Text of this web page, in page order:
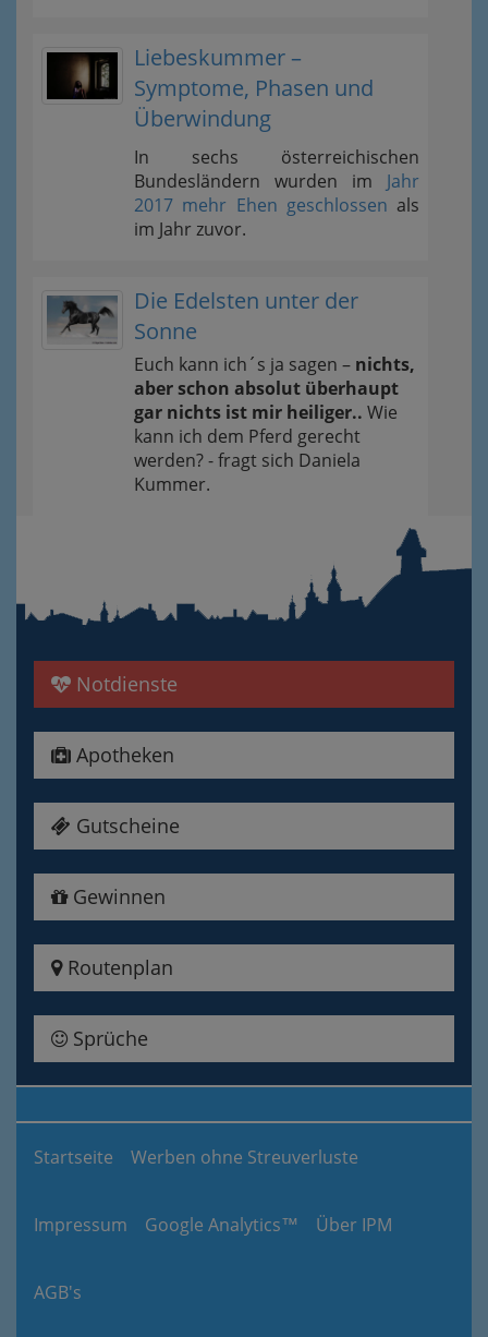
Liebeskummer –
Symptome, Phasen und
Überwindung
In sechs österreichischen
Bundesländern wurden im Jahr
2017 mehr Ehen geschlossen als
im Jahr zuvor.
Die Edelsten unter der
Sonne
Euch kann ich´s ja sagen – nichts,
aber schon absolut überhaupt
gar nichts ist mir heiliger.. Wie
kann ich dem Pferd gerecht
werden? - fragt sich Daniela
Kummer.
Notdienste
Apotheken
Gutscheine
Gewinnen
Routenplan
Sprüche
Startseite Werben ohne Streuverluste
Impressum Google Analytics™ Über IPM
AGB's